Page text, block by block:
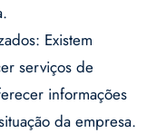
Existem
serviços de
informações
da empresa.